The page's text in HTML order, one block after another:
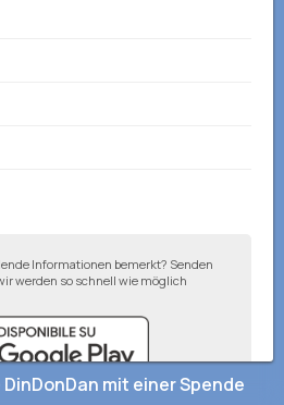
Informationen bemerkt? Senden
werden so schnell wie möglich
mit einer Spende